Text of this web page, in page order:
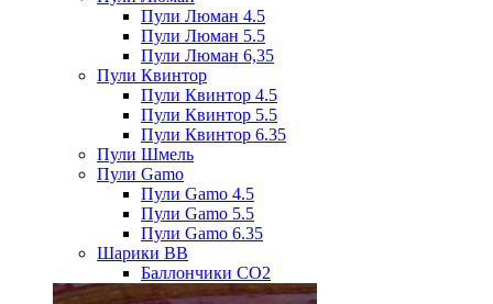
Пули Люман 4.5
Пули Люман 5.5
Пули Люман 6,35
Пули Квинтор
Пули Квинтор 4.5
Пули Квинтор 5.5
Пули Квинтор 6.35
Пули Шмель
Пули Gamo
Пули Gamo 4.5
Пули Gamo 5.5
Пули Gamo 6.35
Шарики BB
Баллончики CO2